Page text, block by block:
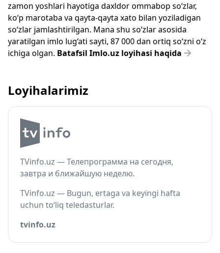
zamon yoshlari hayotiga daxldor ommabop so‘zlar,
ko‘p marotaba va qayta-qayta xato bilan yoziladigan
so‘zlar jamlashtirilgan. Mana shu so‘zlar asosida
yaratilgan imlo lug‘ati sayti, 87 000 dan ortiq so‘zni o‘z
ichiga olgan. Batafsil Imlo.uz loyihasi haqida
Loyihalarimiz
TVinfo.uz — Телепрограмма на сегодня,
завтра и ближайшую неделю.
TVinfo.uz — Bugun, ertaga va keyingi hafta
uchun to‘liq teledasturlar.
tvinfo.uz